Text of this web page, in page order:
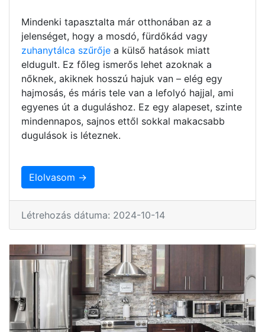
Mindenki tapasztalta már otthonában az a
jelenséget, hogy a mosdó, fürdőkád vagy
zuhanytálca szűrője a külső hatások miatt
eldugult. Ez főleg ismerős lehet azoknak a
nőknek, akiknek hosszú hajuk van – elég egy
hajmosás, és máris tele van a lefolyó hajjal, ami
egyenes út a duguláshoz. Ez egy alapeset, szinte
mindennapos, sajnos ettől sokkal makacsabb
dugulások is léteznek.
Elolvasom →
Létrehozás dátuma: 2024-10-14